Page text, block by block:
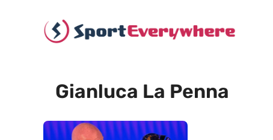
Gianluca La Penna